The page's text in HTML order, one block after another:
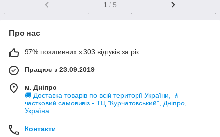
1 / 5
Про нас
97% позитивних з 303 відгуків за рік
Працює з 23.09.2019
м. Дніпро
🚚 Доставка товарів по всій території України, 🚶
частковий самовивіз - ТЦ "Курчатовський", Дніпро,
Україна
Контакти